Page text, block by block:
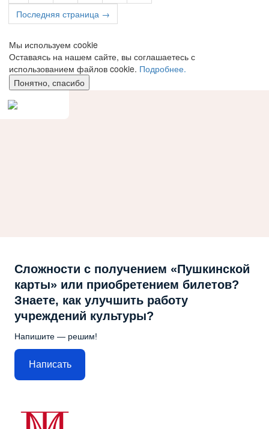
Последняя страница →
Мы используем сookie
Оставаясь на нашем сайте, вы соглашаетесь с
использованием файлов cookie. Подробнее.
Понятно, спасибо
Сложности с получением «Пушкинской
карты» или приобретением билетов?
Знаете, как улучшить работу
учреждений культуры?
Напишите — решим!
Написать